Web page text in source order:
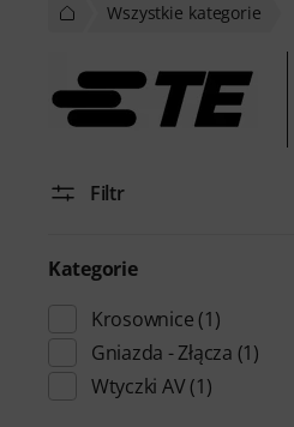
Wszystkie kategorie
Filtr
Kategorie
Krosownice (1)
Gniazda - Złącza (1)
Wtyczki AV(1)